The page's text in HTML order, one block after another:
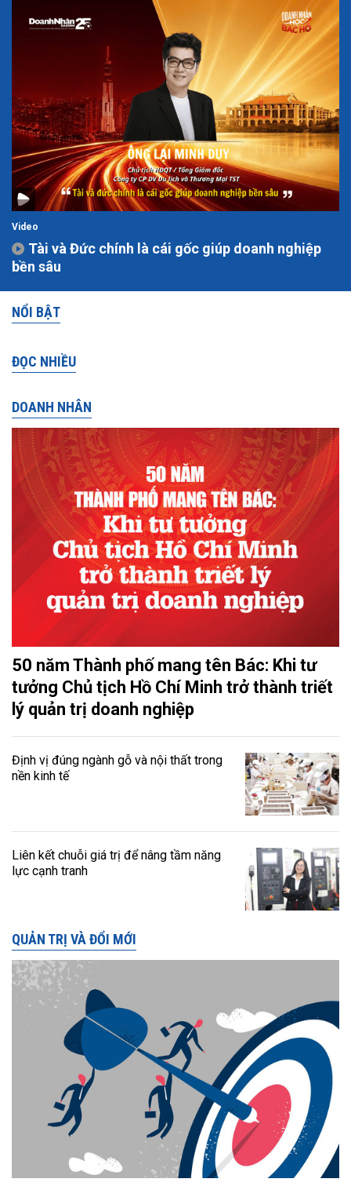
Video
Tài và Đức chính là cái gốc giúp doanh nghiệp
bền sâu
NỔI BẬT
ĐỌC NHIỀU
DOANH NHÂN
50 năm Thành phố mang tên Bác: Khi tư
tưởng Chủ tịch Hồ Chí Minh trở thành triết
lý quản trị doanh nghiệp
Định vị đúng ngành gỗ và nội thất trong
nền kinh tế
Liên kết chuỗi giá trị để nâng tầm năng
lực cạnh tranh
QUẢN TRỊ VÀ ĐỔI MỚI